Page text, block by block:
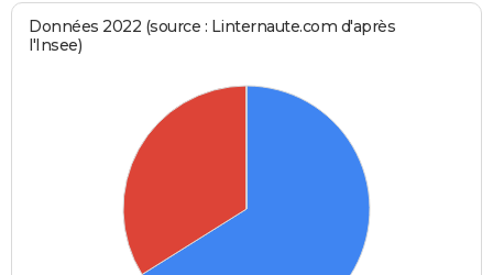
Données 2022 (source : Linternaute.com d'après
l'Insee)